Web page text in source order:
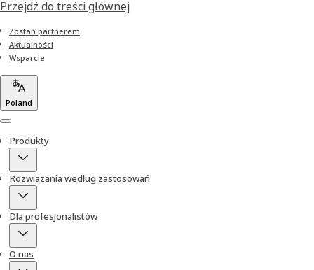
Przejdź do treści głównej
Zostań partnerem
Aktualności
Wsparcie
Poland
Menu
Produkty
Rozwiązania według zastosowań
Dla profesjonalistów
O nas